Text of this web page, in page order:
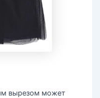
вырезом может